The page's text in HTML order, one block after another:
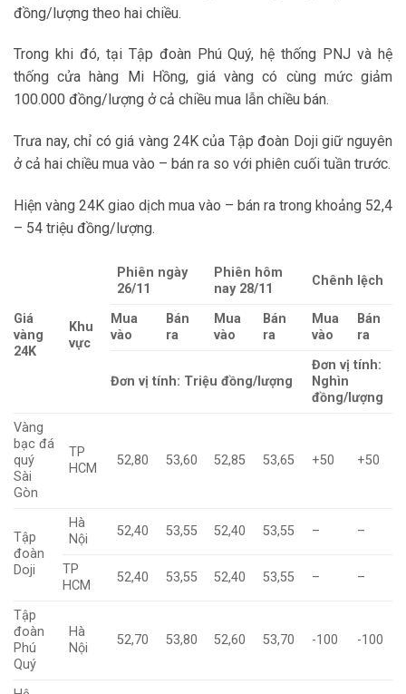
đồng/lượng theo hai chiều.
Trong khi đó, tại Tập đoàn Phú Quý, hệ thống PNJ và hệ
thống cửa hàng Mi Hồng, giá vàng có cùng mức giảm
100.000 đồng/lượng ở cả chiều mua lẫn chiều bán.
Trưa nay, chỉ có giá vàng 24K của Tập đoàn Doji giữ nguyên
ở cả hai chiều mua vào – bán ra so với phiên cuối tuần trước.
Hiện vàng 24K giao dịch mua vào – bán ra trong khoảng 52,4
– 54 triệu đồng/lượng.
Giá
vàng
24K
Khu
vực
Phiên ngày
26/11
Phiên hôm
nay 28/11
Chênh lệch
Mua
vào
Bán
ra
Mua
vào
Bán
ra
Mua
vào
Bán
ra
Đơn vị tính: Triệu đồng/lượng
Đơn vị tính:
Nghìn
đồng/lượng
Vàng
bạc đá
quý
Sài
Gòn
TP
HCM
52,80 53,60 52,85 53,65 +50 +50
Tập
đoàn
Doji
Hà
Nội
52,40 53,55 52,40 53,55 – –
TP
HCM
52,40 53,55 52,40 53,55 – –
Tập
đoàn
Phú
Quý
Hà
Nội
52,70 53,80 52,60 53,70 -100 -100